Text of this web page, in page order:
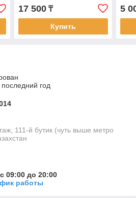
17 500₸
Купить
5
год
111-й бутик (чуть выше метро
09:00 до 20:00
работы